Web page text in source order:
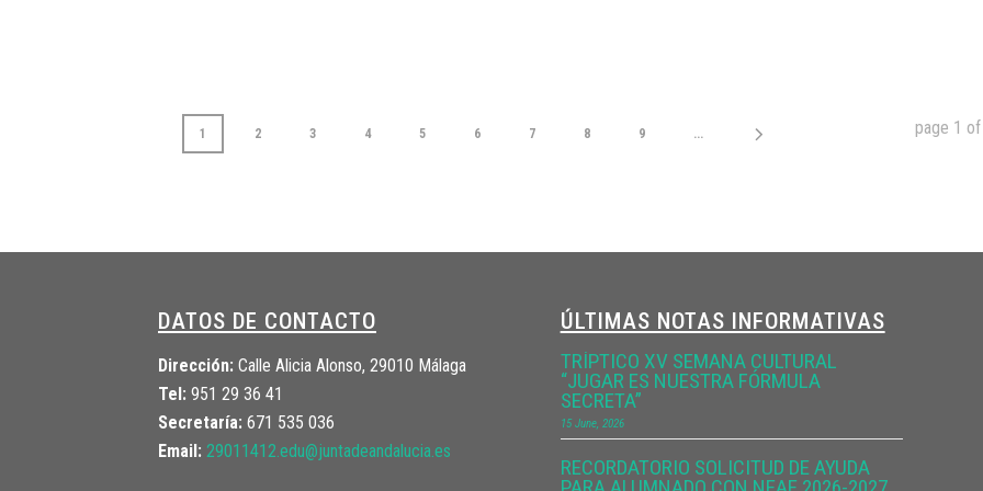
1 2 3 4 5 6 7 8 9 ... page 1
DATOS DE CONTACTO
Dirección: Calle Alicia Alonso, 29010 Málaga
Tel: 951 29 36 41
Secretaría: 671 535 036
Email: 29011412.edu@juntadeandalucia.es
ÚLTIMAS NOTAS INFORMATIVAS
TRÍPTICO XV SEMANA CULTURAL
“JUGAR ES NUESTRA FÓRMULA
SECRETA”
15 June, 2026
RECORDATORIO SOLICITUD DE AYUDA